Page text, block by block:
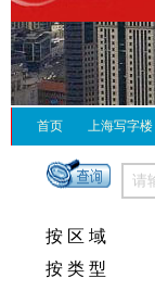
首页 上海写字楼
按 区 域
按 类 型